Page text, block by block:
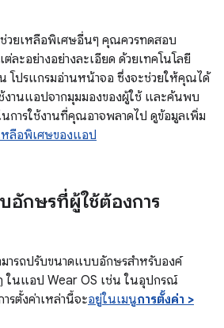
ช่วยเหลือพิเศษอื่นๆ คุณควรทดสอบ
ละอย่างอย่างละเอียด ด้วยเทคโนโลยี
โปรแกรมอ่านหน้าจอ ซึ่งจะช่วยให้คุณได้
งานแอปจากมุมมองของผู้ใช้ และค้นพบ
การใช้งานที่คุณอาจพลาดไป ดูข้อมูลเพิ่ม
หลือพิเศษของแอป
อักษรที่ผู้ใช้ต้องการ
มารถปรับขนาดแบบอักษรสำหรับองค์
ในแอป Wear OS เช่น ในอุปกรณ์
รตั้งค่าเหล่านี้จะอยู่ในเมนูการตั้งค่า >